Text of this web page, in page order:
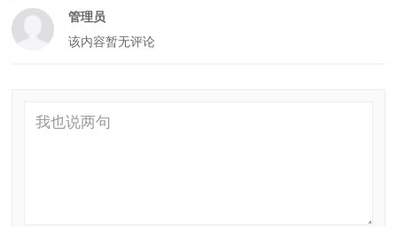
管理员
该内容暂无评论